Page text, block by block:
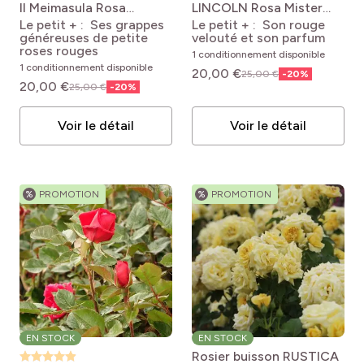
D'ombre
De curé (65)
Exotique
Italien
Méditerranéen (35)
Romantique (256)
Sauvage (20)
Terrasses et balcons (165)
Orange (25)
Couleur feuillage
Caduc
Bruyère (Acide) (1)
Neutre (6)
Tous (274)
Arrosage
Tous (5)
Modéré (19)
Normal (336)
Type de sol
Argileux (lourd) (230)
Argilo-calcaire (lourd et alcalin) (235)
Rusticité
II Meimasula Rosa
'Meimasula' PATRICK
POIVRE D'ARVOR®
Le petit + : Ses grappes
généreuses de petite
roses rouges
1 conditionnement disponible
20,00 €25,00 € -20%
Voir le détail
LINCOLN Rosa Mister
Lincoln
Le petit + : Son rouge
velouté et son parfum
1 conditionnement disponible
20,00 €25,00 € -20%
Voir le détail
% PROMOTION
EN STOCK
% PROMOTION
EN STOCK
Rosier buisson RUSTICA